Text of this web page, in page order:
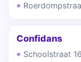
Confidans
Schoolstraat